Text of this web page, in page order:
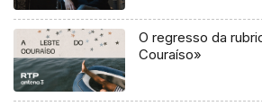
O regresso da
Couraíso»